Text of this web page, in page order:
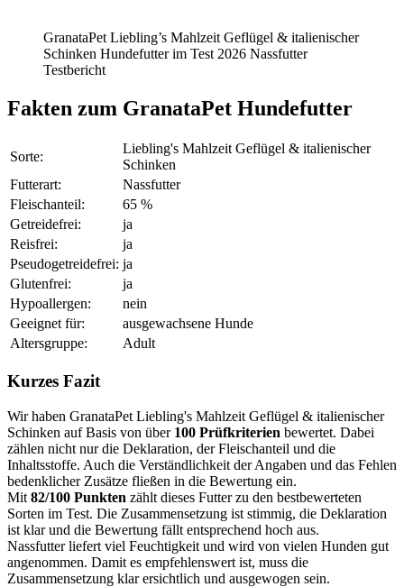
GranataPet Liebling’s Mahlzeit Geflügel & italienischer
Schinken Hundefutter im Test 2026 Nassfutter
Testbericht
Fakten zum GranataPet Hundefutter
Sorte:
Liebling's Mahlzeit Geflügel & italienischer
Schinken
Futterart:
Nassfutter
Fleischanteil:
65 %
Getreidefrei:
ja
Reisfrei:
ja
Pseudogetreidefrei: ja
Glutenfrei:
ja
Hypoallergen:
nein
Geeignet für:
ausgewachsene Hunde
Altersgruppe:
Adult
Kurzes Fazit
Wir haben GranataPet Liebling's Mahlzeit Geflügel & italienischer
Schinken auf Basis von über 100 Prüfkriterien bewertet. Dabei
zählen nicht nur die Deklaration, der Fleischanteil und die
Inhaltsstoffe. Auch die Verständlichkeit der Angaben und das Fehlen
bedenklicher Zusätze fließen in die Bewertung ein.
Mit 82/100 Punkten zählt dieses Futter zu den bestbewerteten
Sorten im Test. Die Zusammensetzung ist stimmig, die Deklaration
ist klar und die Bewertung fällt entsprechend hoch aus.
Nassfutter liefert viel Feuchtigkeit und wird von vielen Hunden gut
angenommen. Damit es empfehlenswert ist, muss die
Zusammensetzung klar ersichtlich und ausgewogen sein.